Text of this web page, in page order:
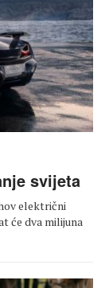
svijeta
električni
će dva milijuna